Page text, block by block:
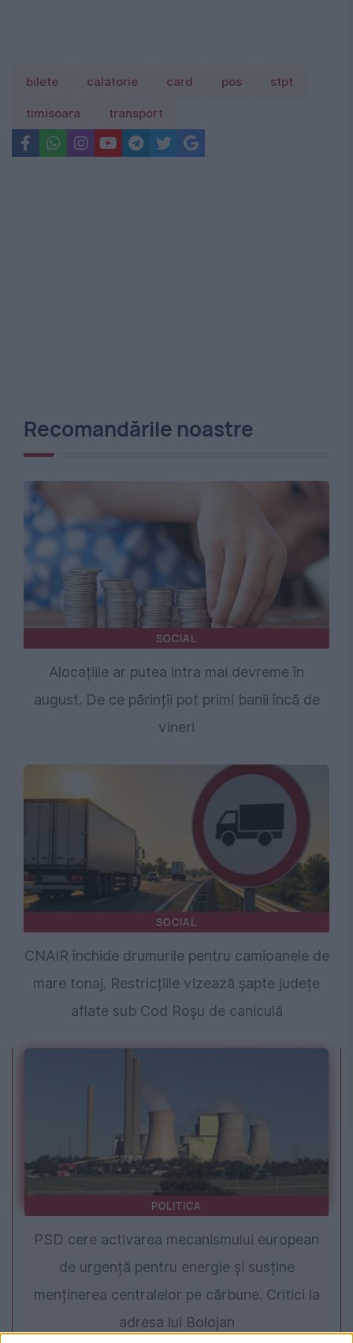
bilete calatorie card pos stpt
timisoara transport
Recomandările noastre
SOCIAL
Alocațiile ar putea intra mai devreme în
august. De ce părinții pot primi banii încă de
vineri
SOCIAL
CNAIR închide drumurile pentru camioanele de
mare tonaj. Restricțiile vizează șapte județe
aflate sub Cod Roșu de caniculă
POLITICA
PSD cere activarea mecanismului european
de urgență pentru energie și susține
menținerea centralelor pe cărbune. Critici la
adresa lui Bolojan